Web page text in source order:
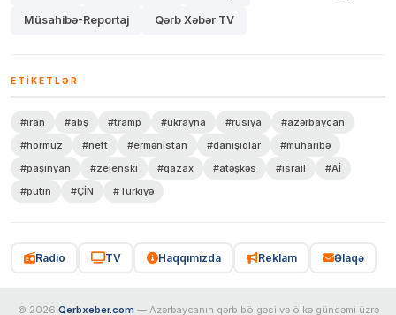
Müsahibə-Reportaj Qərb Xəbər TV
ETIKETLƏR
#iran #abş #tramp #ukrayna #rusiya
#azərbaycan
#hörmüz
#neft #ermənistan #danışıqlar
#müharibə
#paşinyan
#zelenski #qazax #atəşkəs #israil
#Aİ
#putin
#ÇİN #Türkiyə
Radio TV Haqqımızda Reklam Əlaqə
© 2026 Qerbxeber.com — Azərbaycanın qərb bölgəsi və ölkə gündəmi üzrə